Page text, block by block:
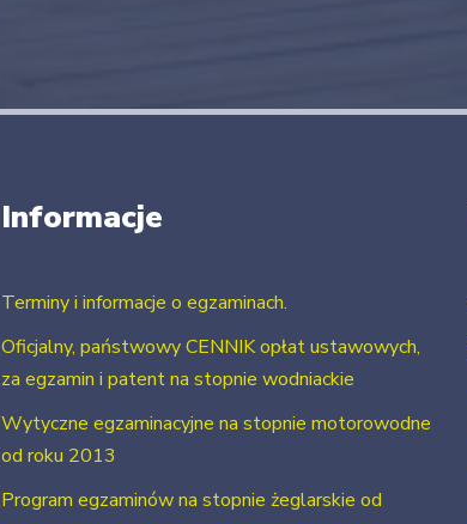
Informacje
Terminy i informacje o egzaminach.
Oficjalny, państwowy CENNIK opłat ustawowych,
za egzamin i patent na stopnie wodniackie
Wytyczne egzaminacyjne na stopnie motorowodne
od roku 2013
Program egzaminów na stopnie żeglarskie od